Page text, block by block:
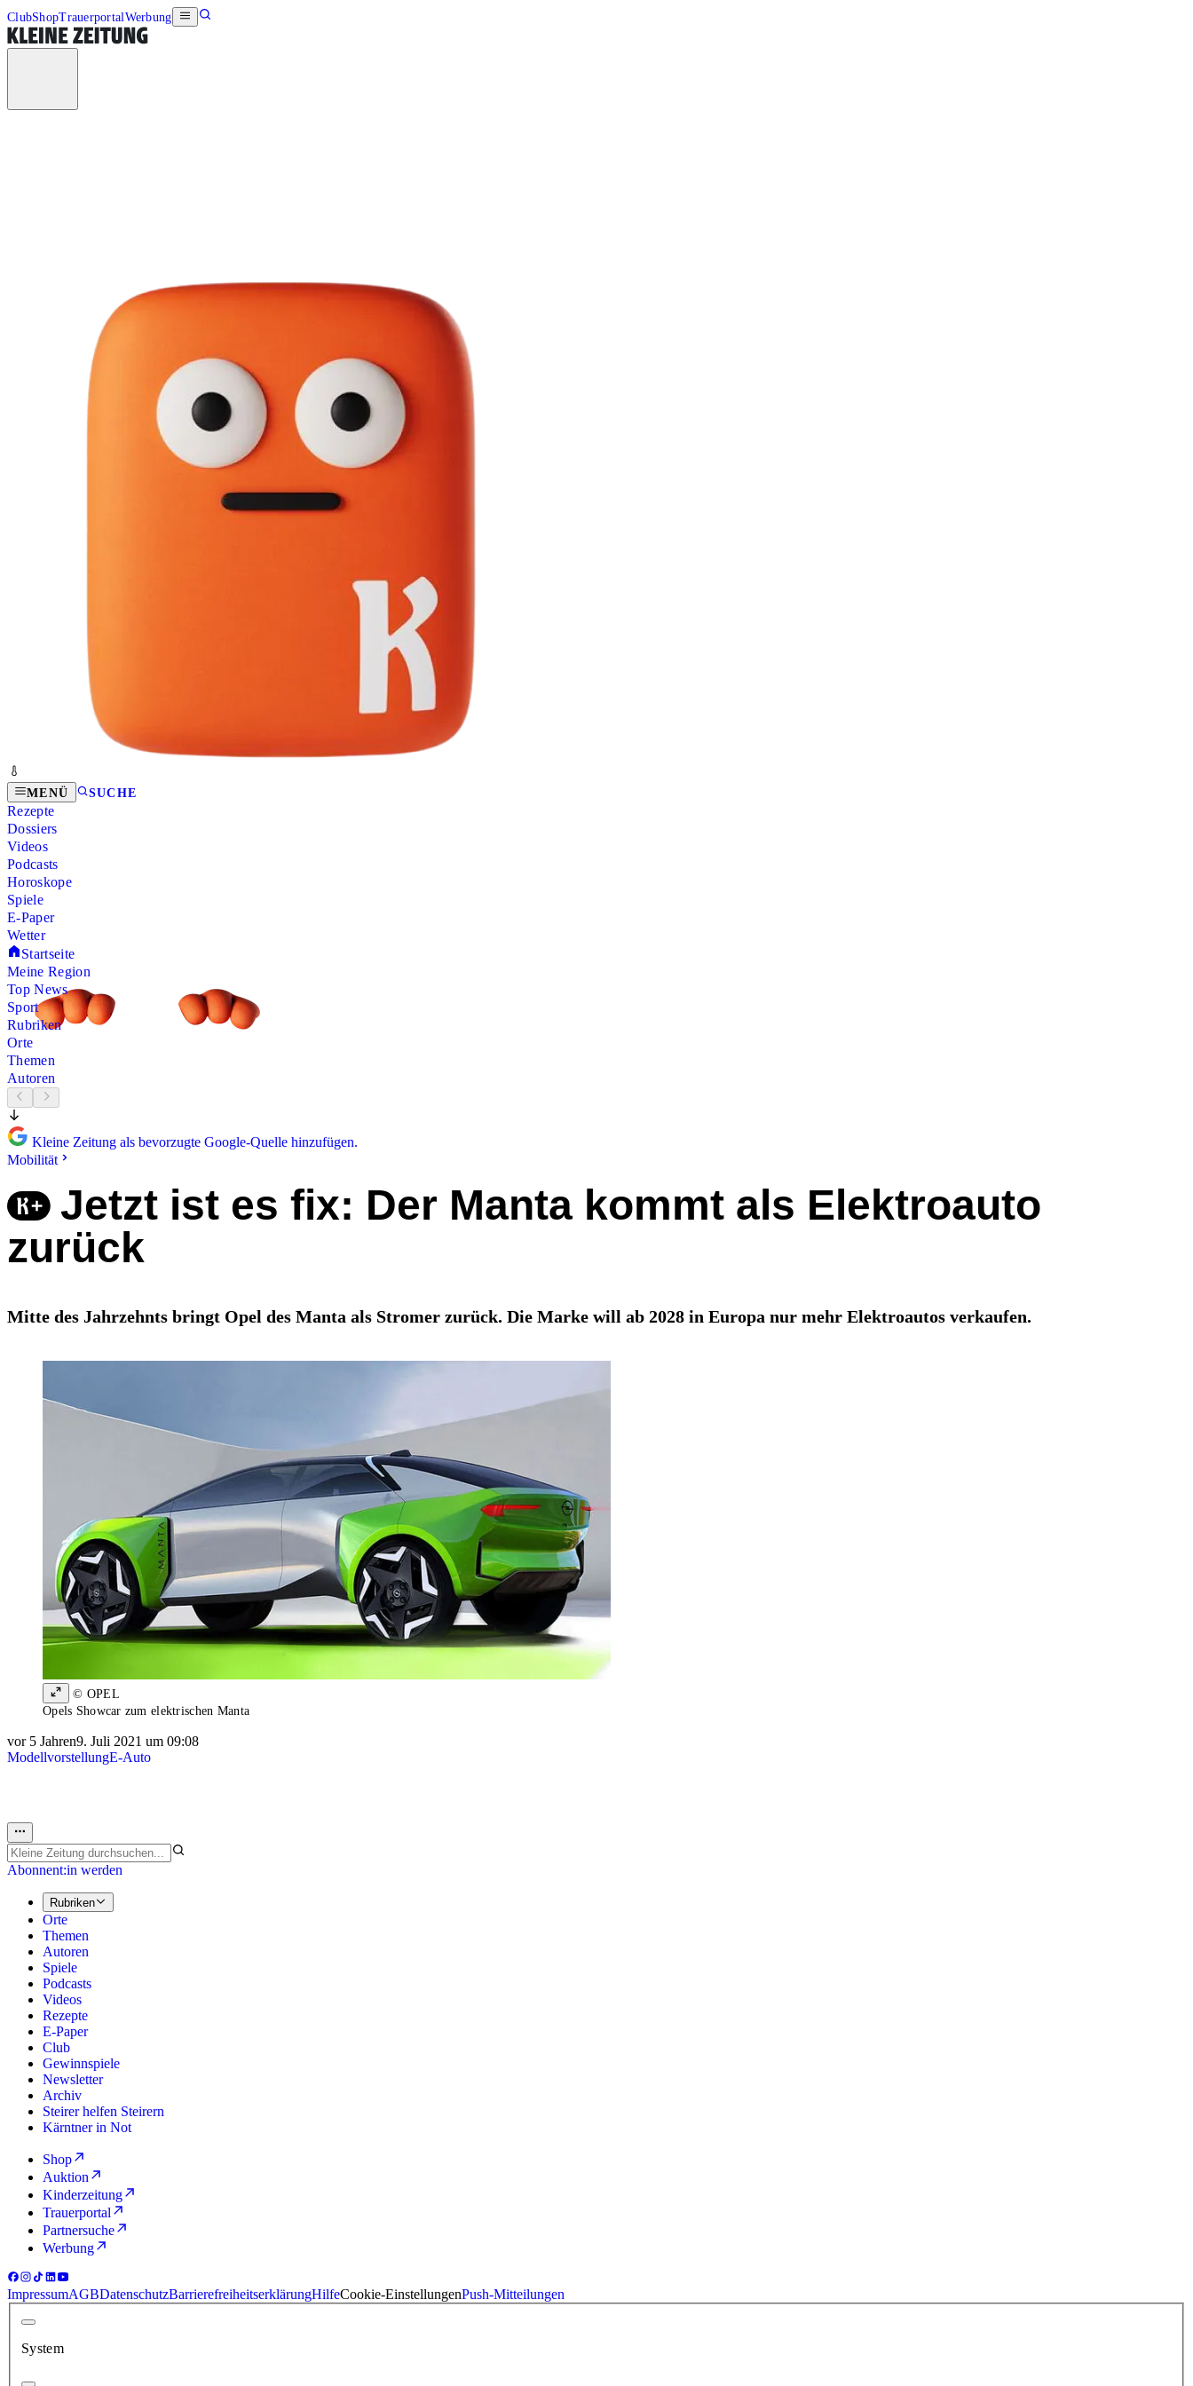
ClubShopTrauerportalWerbung
MENÜ SUCHE
Rezepte
Dossiers
Videos
Podcasts
Horoskope
Spiele
E-Paper
Wetter
Startseite
Meine Region
Top News
Sport
Rubriken
Orte
Themen
Autoren
Kleine Zeitung als bevorzugte Google-Quelle hinzufügen.
Mobilität
Jetzt ist es fix: Der Manta kommt als Elektroauto
zurück
Mitte des Jahrzehnts bringt Opel des Manta als Stromer zurück. Die Marke will ab 2028 in Europa nur mehr Elektroautos verkaufen.
© OPEL
Opels Showcar zum elektrischen Manta
vor 5 Jahren9. Juli 2021 um 09:08
ModellvorstellungE-Auto
Abonnent:in werden
Rubriken
Orte
Themen
Autoren
Spiele
Podcasts
Videos
Rezepte
E-Paper
Club
Gewinnspiele
Newsletter
Archiv
Steirer helfen Steirern
Kärntner in Not
Shop
Auktion
Kinderzeitung
Trauerportal
Partnersuche
Werbung
ImpressumAGBDatenschutzBarrierefreiheitserklärungHilfeCookie-EinstellungenPush-Mitteilungen
System